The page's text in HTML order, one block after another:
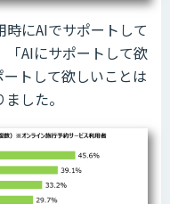
にAIでサポートして
AIにサポートして欲
トして欲しいことは
した。